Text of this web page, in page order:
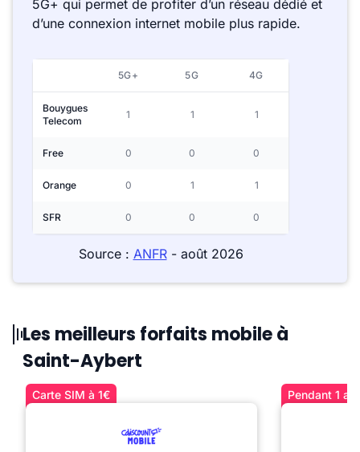
5G+ qui permet de profiter d’un réseau dédié et
d’une connexion internet mobile plus rapide.
5G+ 5G 4G
Bouygues
Telecom
1 1 1
Free 0 0 0
Orange 0 1 1
SFR 0 0 0
Source : ANFR- août 2026
Les meilleurs forfaits mobile à
Saint-Aybert
Carte SIM à 1€ Pendant 1